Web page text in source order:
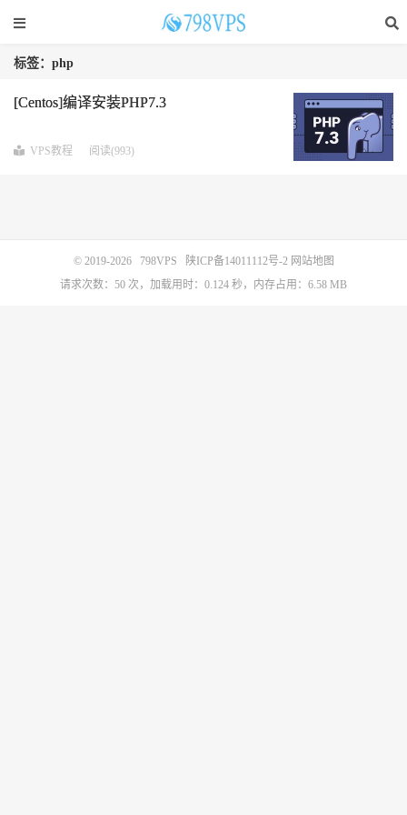
标签：php
[Centos]编译安装PHP7.3
VPS教程 阅读(993)
© 2019-2026 798VPS 陕ICP备14011112号-2 网站地图
请求次数：50 次，加载用时：0.124 秒，内存占用：6.58 MB